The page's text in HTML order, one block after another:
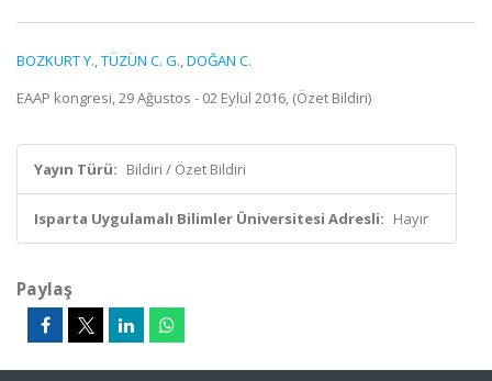
BOZKURT Y.,TÜZÜN C. G.,DOĞAN C.
EAAP kongresi, 29 Ağustos - 02 Eylül 2016, (Özet Bildiri)
Yayın Türü: Bildiri / Özet Bildiri
Isparta Uygulamalı Bilimler Üniversitesi Adresli: Hayır
Paylaş